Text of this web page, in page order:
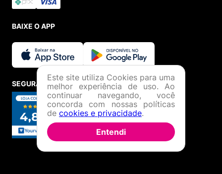
BAIXE O APP
SEGURANÇA E CREDIBILIDADE
Este site utiliza Cookies para uma
melhor experiência de uso. Ao
continuar navegando, você
concorda com nossas políticas
de cookies e privacidade.
Entendi